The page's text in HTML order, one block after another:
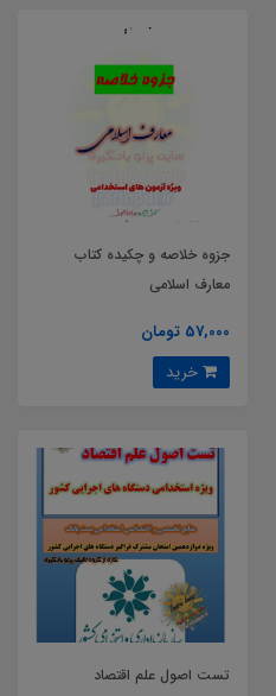
جزوه خلاصه و چکیده کتاب
معارف اسلامی
57,000 تومان
تست اصول علم اقتصاد